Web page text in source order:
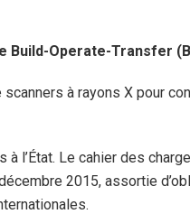
Build-Operate-Transfer
à rayons X pour
l’État. Le cahier des
2015, assortie